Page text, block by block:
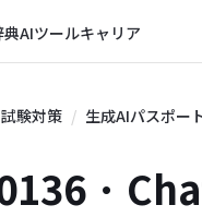
典AIツールキャリア
試験対策 生成AIパスポー
·